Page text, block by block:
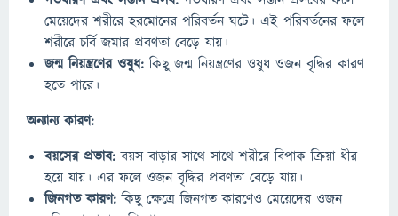
মেয়েদের শরীরে হরমোনের পরিবর্তন ঘটে। এই পরিবর্তনের ফলে
শরীরে চর্বি জমার প্রবণতা বেড়ে যায়।
জন্ম নিয়ন্ত্রণের ওষুধ: কিছু জন্ম নিয়ন্ত্রণের ওষুধ ওজন বৃদ্ধির কারণ
হতে পারে।
অন্যান্য কারণ:
বয়সের প্রভাব: বয়স বাড়ার সাথে সাথে শরীরে বিপাক ক্রিয়া ধীর
হয়ে যায়। এর ফলে ওজন বৃদ্ধির প্রবণতা বেড়ে যায়।
জিনগত কারণ: কিছু ক্ষেত্রে জিনগত কারণেও মেয়েদের ওজন